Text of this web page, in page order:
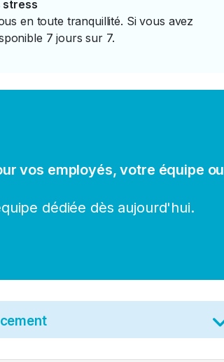
stress
en toute tranquillité. Si vous avez
7 jours sur 7.
vos employés, votre équipe ou
dédiée dès aujourd'hui.